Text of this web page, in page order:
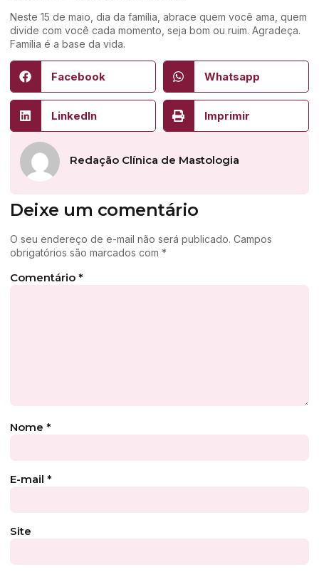
Neste 15 de maio, dia da família, abrace quem você ama, quem
divide com você cada momento, seja bom ou ruim. Agradeça.
Família é a base da vida.
Facebook Whatsapp
LinkedIn Imprimir
Redação Clínica de Mastologia
Deixe um comentário
O seu endereço de e-mail não será publicado. Campos
obrigatórios são marcados com *
Comentário *
Nome *
E-mail *
Site